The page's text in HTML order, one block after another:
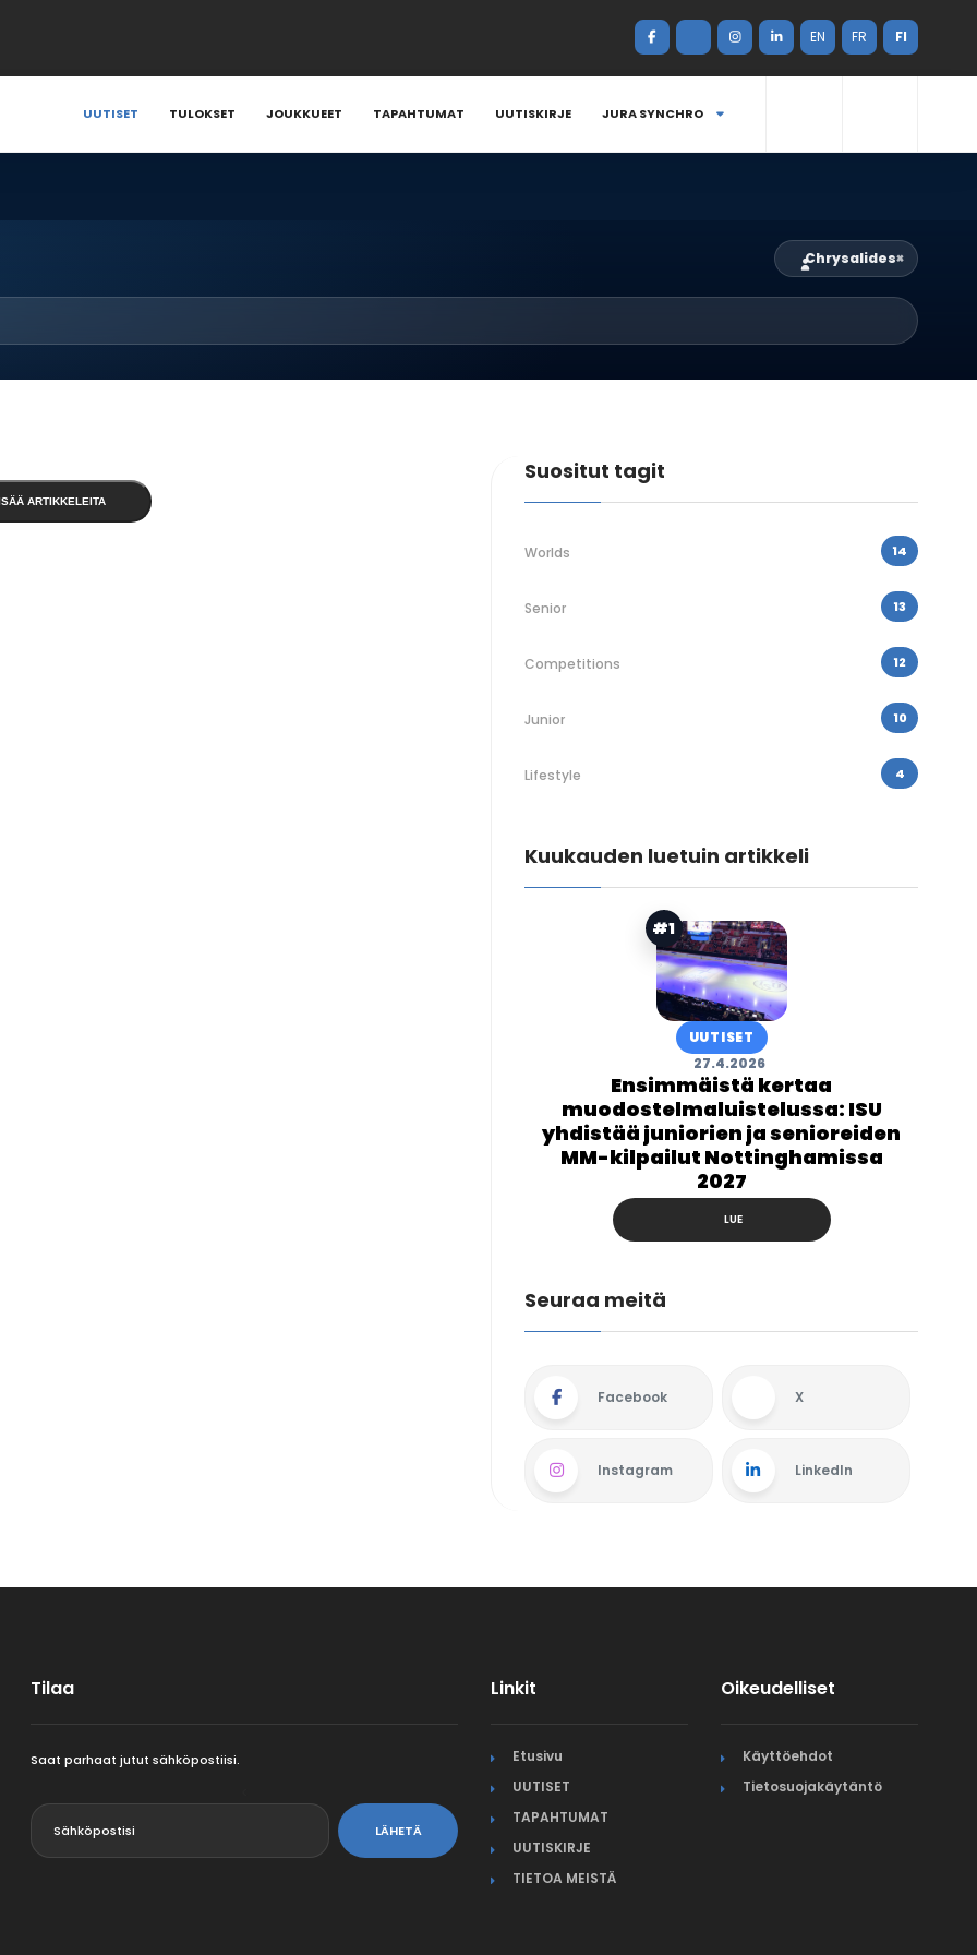
EN FR FI
UUTISET TULOKSET JOUKKUEET TAPAHTUMAT UUTISKIRJE JURA SYNCHRO
Chrysalides×
ARTIKKELEITA
Suositut tagit
Worlds 14
Senior 13
Competitions 12
Junior 10
Lifestyle 4
Kuukauden luetuin artikkeli
#1
UUTISET
27.4.2026
Ensimmäistä kertaa
muodostelmaluistelussa: ISU
yhdistää juniorien ja senioreiden
MM-kilpailut Nottinghamissa
2027
LUE
Seuraa meitä
Facebook X
Instagram LinkedIn
Tilaa
Saat parhaat jutut sähköpostiisi.
LÄHETÄ
Linkit
Etusivu
UUTISET
TAPAHTUMAT
UUTISKIRJE
TIETOA MEISTÄ
Oikeudelliset
Käyttöehdot
Tietosuojakäytäntö